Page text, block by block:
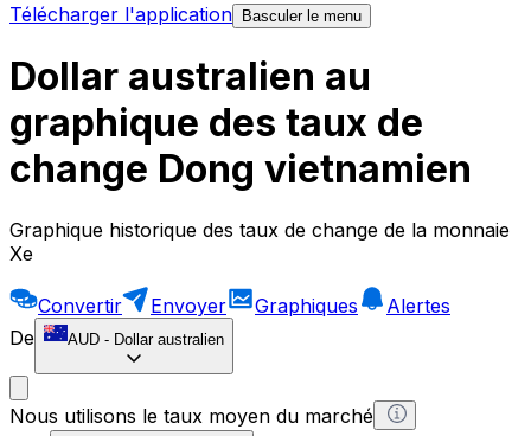
Télécharger l'application
Basculer le menu
Dollar australien au
graphique des taux de
change Dong vietnamien
Graphique historique des taux de change de la monnaie
Xe
Convertir Envoyer Graphiques
Alertes
De
AUD - Dollar australien
Nous utilisons le taux moyen du marché